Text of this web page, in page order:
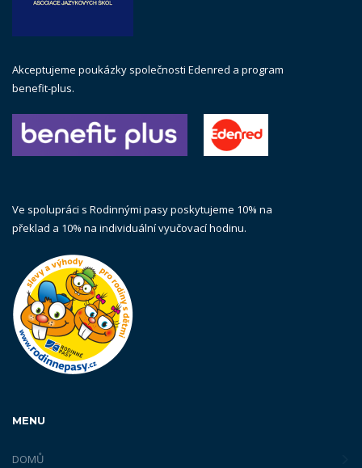
Akceptujeme poukázky společnosti Edenred a program
benefit-plus.
Ve spolupráci s Rodinnými pasy poskytujeme 10% na
překlad a 10% na individuální vyučovací hodinu.
MENU
DOMŮ